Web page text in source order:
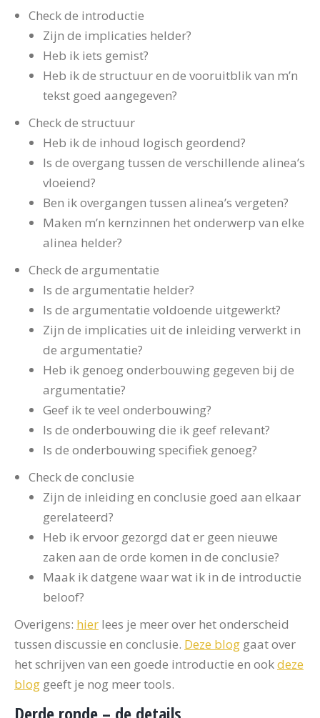
Check de introductie
Zijn de implicaties helder?
Heb ik iets gemist?
Heb ik de structuur en de vooruitblik van m’n
tekst goed aangegeven?
Check de structuur
Heb ik de inhoud logisch geordend?
Is de overgang tussen de verschillende alinea’s
vloeiend?
Ben ik overgangen tussen alinea’s vergeten?
Maken m’n kernzinnen het onderwerp van elke
alinea helder?
Check de argumentatie
Is de argumentatie helder?
Is de argumentatie voldoende uitgewerkt?
Zijn de implicaties uit de inleiding verwerkt in
de argumentatie?
Heb ik genoeg onderbouwing gegeven bij de
argumentatie?
Geef ik te veel onderbouwing?
Is de onderbouwing die ik geef relevant?
Is de onderbouwing specifiek genoeg?
Check de conclusie
Zijn de inleiding en conclusie goed aan elkaar
gerelateerd?
Heb ik ervoor gezorgd dat er geen nieuwe
zaken aan de orde komen in de conclusie?
Maak ik datgene waar wat ik in de introductie
beloof?
Overigens: hier lees je meer over het onderscheid
tussen discussie en conclusie. Deze blog gaat over
het schrijven van een goede introductie en ookdeze
blog geeft je nog meer tools.